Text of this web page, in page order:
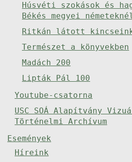
Húsvéti szokások és
Békés megyei
Ritkán látott
Természet a könyvekben
Madách 200
Lipták Pál 100
Youtube-csatorna
USC SOÁ Alapítvány
Történelmi Archívum
Események
Híreink